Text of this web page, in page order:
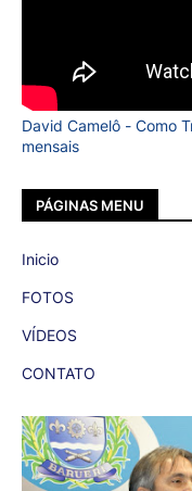
David Camelô - Como
mensais
PÁGINAS MENU
Inicio
FOTOS
VÍDEOS
CONTATO